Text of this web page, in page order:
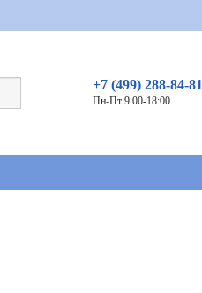
+7 (499) 288-84-81
Пн-Пт 9:00-18:00.